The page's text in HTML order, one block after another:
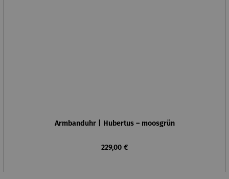
Armbanduhr | Hubertus – moosgrün
Regulärer Preis:
229,00 €